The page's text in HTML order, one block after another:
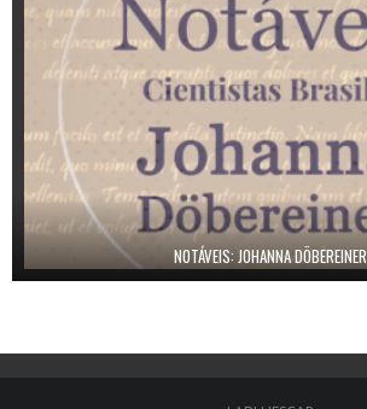
NOTÁVEIS: JOHANNA DÖBEREINER